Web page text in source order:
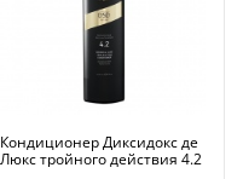
Кондиционер Диксидокс де
Люкс тройного действия 4.2